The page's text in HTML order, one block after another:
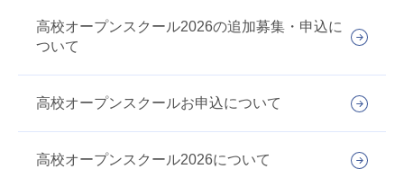
高校オープンスクール2026の追加募集・申込に
ついて
高校オープンスクールお申込について
高校オープンスクール2026について